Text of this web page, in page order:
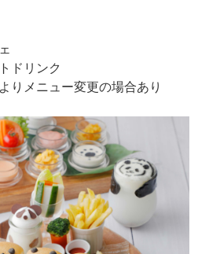
ドリンク
りメニュー変更の場合あり